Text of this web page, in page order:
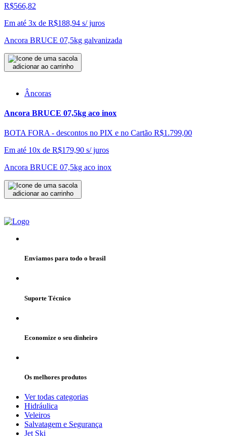
R$566,82
Em até 3x de R$188,94 s/ juros
Ancora BRUCE 07,5kg galvanizada
adicionar ao carrinho
Âncoras
Ancora BRUCE 07,5kg aco inox
BOTA FORA - descontos no PIX e no Cartão R$1.799,00
Em até 10x de R$179,90 s/ juros
Ancora BRUCE 07,5kg aco inox
adicionar ao carrinho
Enviamos para todo o brasil
Suporte Técnico
Economize o seu dinheiro
Os melhores produtos
Ver todas categorias
Hidráulica
Veleiros
Salvatagem e Segurança
Jet Ski